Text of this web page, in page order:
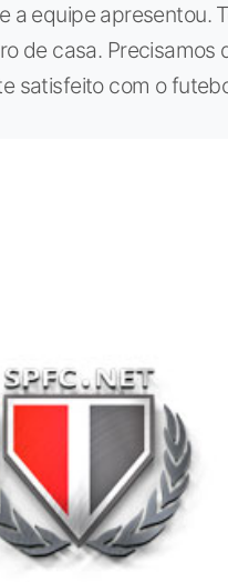
a equipe apresentou.
de casa. Precisamos
satisfeito com o